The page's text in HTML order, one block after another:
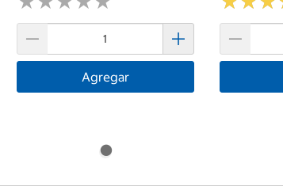
Agregar